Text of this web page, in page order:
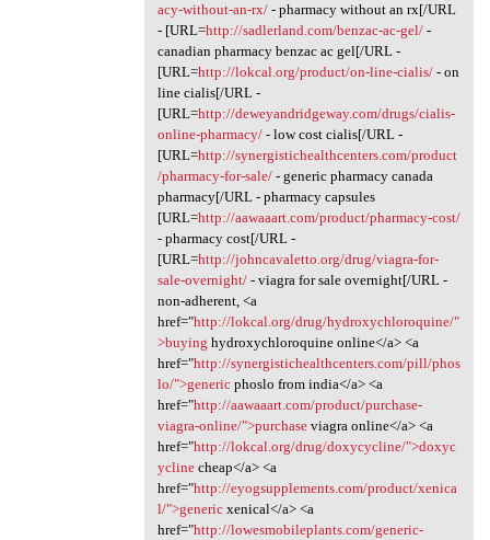
acy-without-an-rx/- pharmacy without an rx[/URL
- [URL=http://sadlerland.com/benzac-ac-gel/-
canadian pharmacy benzac ac gel[/URL -
[URL=http://lokcal.org/product/on-line-cialis/- on
line cialis[/URL -
[URL=http://deweyandridgeway.com/drugs/cialis-
online-pharmacy/- low cost cialis[/URL -
[URL=http://synergistichealthcenters.com/product
/pharmacy-for-sale/- generic pharmacy canada
pharmacy[/URL - pharmacy capsules
[URL=http://aawaaart.com/product/pharmacy-cost/
- pharmacy cost[/URL -
[URL=http://johncavaletto.org/drug/viagra-for-
sale-overnight/- viagra for sale overnight[/URL -
non-adherent, <a
href="http://lokcal.org/drug/hydroxychloroquine/"
>buying hydroxychloroquine online</a> <a
href="http://synergistichealthcenters.com/pill/phos
lo/">genericphoslo from india</a> <a
href="http://aawaaart.com/product/purchase-
viagra-online/">purchaseviagra online</a> <a
href="http://lokcal.org/drug/doxycycline/">doxyc
yclinecheap</a> <a
href="http://eyogsupplements.com/product/xenica
l/">genericxenical</a> <a
href="http://lowesmobileplants.com/generic-